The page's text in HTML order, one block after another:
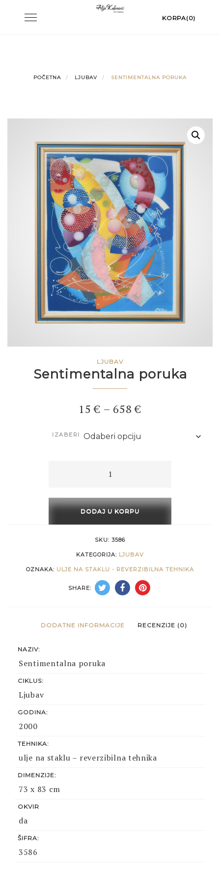
Toggle KORPA(0)
POČETNA LJUBAV SENTIMENTALNA PORUKA
LJUBAV
Sentimentalna poruka
15€ – 658€
IZABERI
količina
DODAJ U KORPU
SKU: 3586
KATEGORIJA: LJUBAV
OZNAKA: ULJE NA STAKLU - REVERZIBILNA TEHNIKA
SHARE:
DODATNE INFORMACIJE RECENZIJE (0)
NAZIV:
Sentimentalna poruka
CIKLUS:
Ljubav
GODINA:
2000
TEHNIKA:
ulje na staklu – reverzibilna tehnika
DIMENZIJE:
73 x 83 cm
OKVIR
da
ŠIFRA:
3586